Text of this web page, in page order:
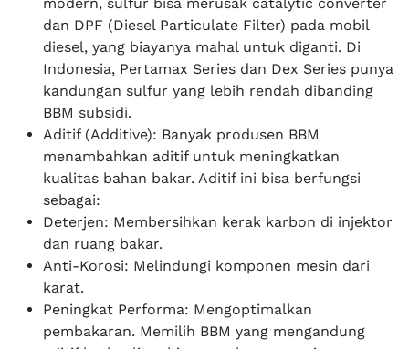
dan DPF (Diesel Particulate Filter) pada mobil
diesel, yang biayanya mahal untuk diganti. Di
Indonesia, Pertamax Series dan Dex Series punya
kandungan sulfur yang lebih rendah dibanding
BBM subsidi.
Aditif (Additive): Banyak produsen BBM
menambahkan aditif untuk meningkatkan
kualitas bahan bakar. Aditif ini bisa berfungsi
sebagai:
Deterjen: Membersihkan kerak karbon di injektor
dan ruang bakar.
Anti-Korosi: Melindungi komponen mesin dari
karat.
Peningkat Performa: Mengoptimalkan
pembakaran. Memilih BBM yang mengandung